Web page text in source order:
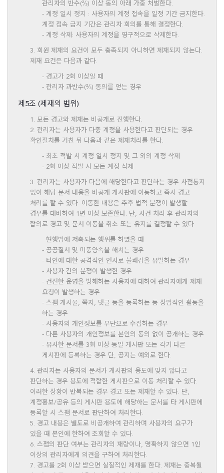
관리자의 반수(⅔) 이상 동의 아래 가중 처벌한다.
- 계정 일시 정지 : 사용자의 계정 접속을 일정 기간 금지한다.
계정 접속 금지 기간은 관리자 회의를 통해 결정한다.
- 계정 삭제: 사용자의 계정을 영구적으로 삭제한다.
3. 회원 제재의 요건이 모두 충족되지 아니하면 제재되지 않는다.
제재 요건은 다음과 같다.
- 경고가 2회 이상일 때
- 관리자 과반수(⅔) 동의를 얻는 경우
제5조 (제재의 범위)
1. 모든 경고와 제재는 비공개로 진행한다.
2. 관리자는 사용자가 다중 계정을 사용한다고 판단되는 경우
확인절차를 거친 뒤 다음과 같은 제재처리를 한다.
- 최초 적발 시 계정 일시 정지 및 그 외의 계정 삭제
- 2회 이상 적발 시 모든 계정 삭제
3. 관리자는 사용자가 다음에 해당한다고 판단하는 경우 사전통지
없이 해당 문서 내용을 비공개 게시판에 이동하고 즉시 경고
처리를 할 수 있다. 이동한 내용은 추후 법적 분쟁이 발생할
경우를 대비하여 1년 이상 보존한다. 단, 사건 처리 후 관리자의
합의로 경고 및 문서 이동을 취소 또는 유지를 결정할 수 있다.
- 현행법에 저촉되는 행위를 하였을 때
- 공공질서 및 미풍양속을 해치는 경우
- 타인에 대한 공격적인 언사로 불쾌감을 유발하는 경우
- 사용자 간의 분쟁이 발생한 경우
- 건전한 운영을 방해하는 사용자에 대하여 관리자에게 제재
요청이 발생하는 경우
- 스팸 게시물, 쪽지, 댓글 등을 등록하는 등 상업적인 활동을
하는 경우
- 사용자의 개인정보를 무단으로 수집하는 경우
- 다른 사용자의 개인정보를 본인의 동의 없이 공개하는 경우
- 유사한 문서를 3회 이상 동일 게시판 또는 각기 다른
게시판에 등록하는 경우 단, 공지는 예외로 한다.
4. 관리자는 사용자의 문서가 게시판의 용도에 맞지 않다고
판단하는 경우 용도에 적합한 게시판으로 이동 처리할 수 있다.
이러한 상황이 반복되는 경우 경고 또는 제재할 수 있다. 단,
계정홍보/공유 등의 게시판 용도에 해당하는 문서를 타 게시판에
등록할 시 스팸 문서로 판단하여 처리한다.
5. 경고 내용은 별도로 비공개하여 관리하며 사용자의 요구가
있을 때 본인에 한하여 조회할 수 있다.
6. 스팸의 판단 여부는 관리자의 재량이나, 명확하지 않으면 1인
이상의 관리자에게 의견을 구하여 처리한다.
7. 경고를 2회 이상 받으면 실질적인 제재를 한다. 제재는 중복될